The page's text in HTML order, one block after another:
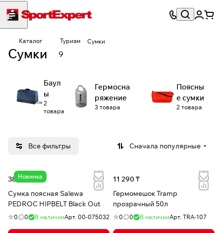
Каталог Туризм Сумки
Сумки 9
Баул
ы
2
товара
Гермосна
ряжение
3 товара
Поясны
е сумки
2 товара
Все фильтры Сначала популярные
Новинка
38 065 ₸
Сумка поясная Salewa
PEDROC HIPBELT Black Out
0 0 В наличииАрт. 00-075032
11 290 ₸
Гермомешок Tramp
прозрачный 50л
0 0 В наличииАрт. TRA-107